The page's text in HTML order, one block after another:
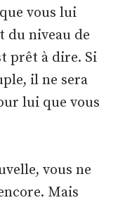
vous lui
du niveau de
prêt à dire. Si
il ne sera
lui que vous
vous ne
Mais